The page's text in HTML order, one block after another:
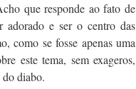
que responde ao fato de
adorado e ser o centro das
como se fosse apenas uma
este tema, sem exageros,
do diabo.